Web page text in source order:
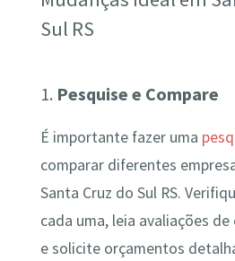
Sul RS
1. Pesquise e Compare
É importante fazer uma
comparar diferentes
Santa Cruz do Sul RS.
cada uma, leia avaliações
e solicite orçamentos